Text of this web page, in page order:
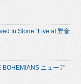
In Stone “Live at 野音
ニューア